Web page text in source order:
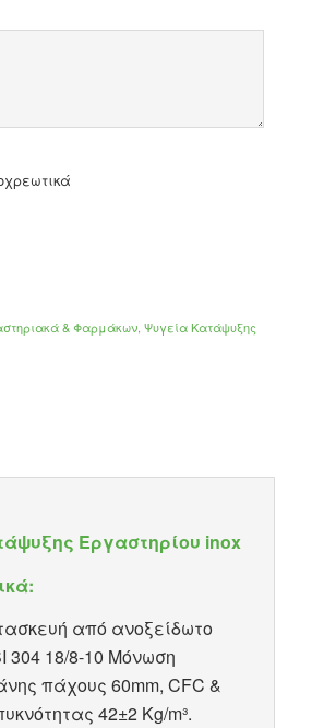
& Φαρμάκων, Ψυγεία Κατάψυξης
Εργαστηρίου inox
από ανοξείδωτο
304 18/8-10 Μόνωση
πάχους 60mm, CFC &
42±2 Kg/m³.